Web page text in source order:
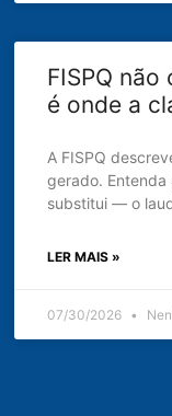
FISPQ
é onde a
A FISPQ
gerado.
substitui — o
LER MAIS »
07/30/2026